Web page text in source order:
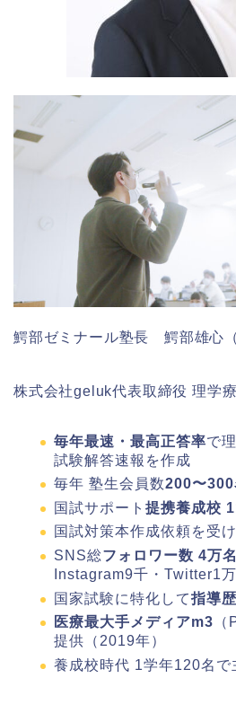
鰐部ゼミナール塾長 鰐部雄心（
株式会社geluk代表取締役 理学
毎年最速・最高正答率で
試験解答速報を作成
毎年 塾生会員数200〜300
国試サポート 提携養成校
国試対策本作成依頼を受け
SNS総フォロワー数 4万名
Instagram9千・Twitter1
国家試験に特化して指導
医療最大手メディアm3
提供（2019年）
養成校時代 1学年120名で